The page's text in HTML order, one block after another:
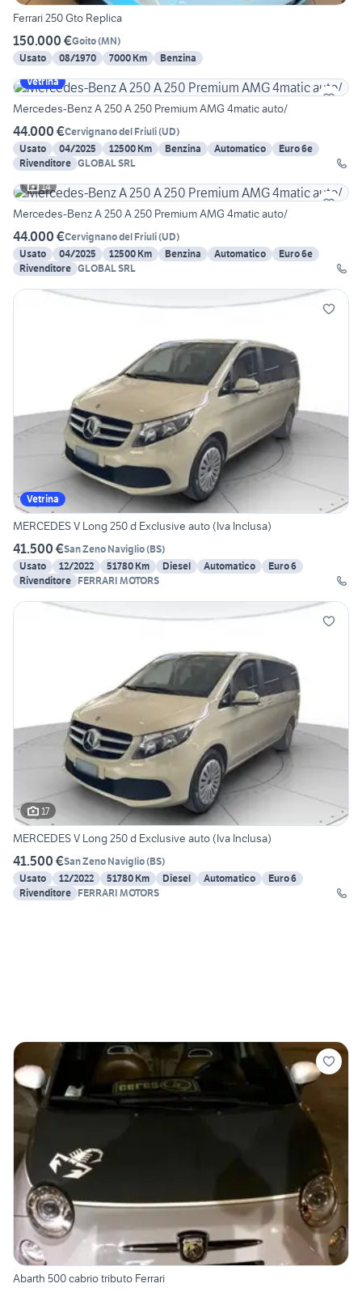
Ferrari 250 Gto Replica
150.000 €Goito(MN)
Usato
08/1970 7000 Km
Benzina
Vetrina
Mercedes-Benz A 250 A 250 Premium AMG 4matic auto/
44.000 €Cervignano del Friuli(UD)
Usato
04/2025 12500 Km Benzina Automatico
Euro 6e
Rivenditore GLOBAL SRL
14
Mercedes-Benz A 250 A 250 Premium AMG 4matic auto/
44.000 €Cervignano del Friuli(UD)
Usato
04/2025 12500 Km Benzina Automatico
Euro 6e
Rivenditore GLOBAL SRL
Vetrina
MERCEDES V Long 250 d Exclusive auto (Iva Inclusa)
41.500 €San Zeno Naviglio(BS)
Usato
12/2022 51780 Km Diesel Automatico
Euro 6
Rivenditore FERRARI MOTORS
17
MERCEDES V Long 250 d Exclusive auto (Iva Inclusa)
41.500 €San Zeno Naviglio(BS)
Usato
12/2022 51780 Km Diesel Automatico
Euro 6
Rivenditore FERRARI MOTORS
Abarth 500 cabrio tributo Ferrari